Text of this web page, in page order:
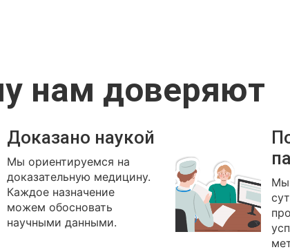
нам доверяют
Доказано наукой
Мы ориентируемся на
доказательную медицину.
Каждое назначение
можем обосновать
научными данными.
Мы